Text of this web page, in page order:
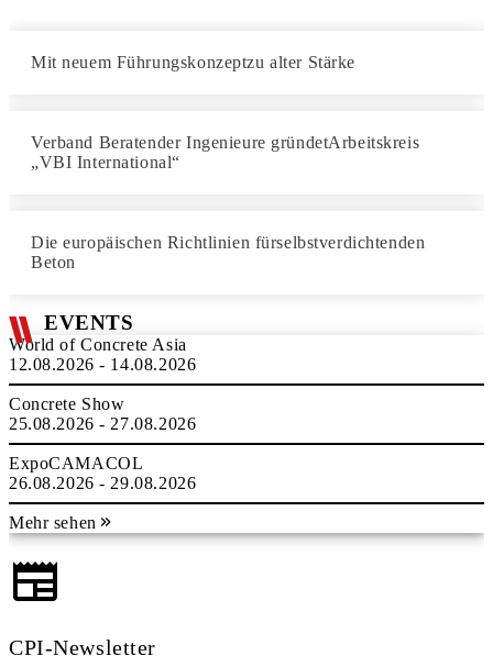
Mit neuem Führungskonzeptzu alter Stärke
Verband Beratender Ingenieure gründetArbeitskreis
„VBI International“
Die europäischen Richtlinien fürselbstverdichtenden
Beton
EVENTS
World of Concrete Asia
12.08.2026 - 14.08.2026
Concrete Show
25.08.2026 - 27.08.2026
ExpoCAMACOL
26.08.2026 - 29.08.2026
Mehr sehen
CPI-Newsletter